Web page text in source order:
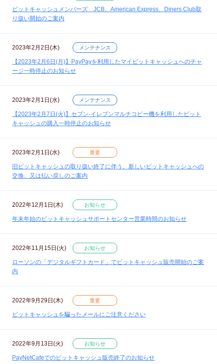
ビットキャッシュメンバーズ JCB、American Express、Diners Club取
り扱い開始のご案内
2023年2月2日(木) メンテナンス
【2023年2月6日(月)】PayPayを利用したマイビットキャッシュへのチャ
ージ一時停止のお知らせ
2023年2月1日(水) メンテナンス
【2023年2月7日(火)】セブン‐イレブンマルチコピー機を利用したビット
キャッシュの購入一時停止のお知らせ
2023年2月1日(水) 重要
旧ビットキャッシュの取り扱い終了に伴う、新しいビットキャッシュへの
交換、又は払い戻しのご案内
2022年12月1日(木) お知らせ
年末年始のビットキャッシュサポートセンター営業時間のお知らせ
2022年11月15日(火) お知らせ
ローソンの「デジタルギフトカード」でビットキャッシュ販売開始のご案
内
2022年9月29日(木) 重要
ビットキャッシュを騙ったメールにご注意ください
2022年9月13日(火) お知らせ
PayNetCafeでのビットキャッシュ販売終了のお知らせ